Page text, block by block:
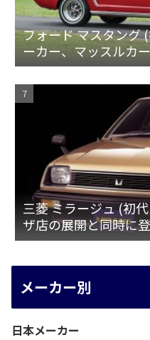
フォード マスタング
ーカー、マッスルカ
ット
三菱 ミラージュ (初
ザ店の展開と同時に
[A15♯]
メーカー別
日本メーカー